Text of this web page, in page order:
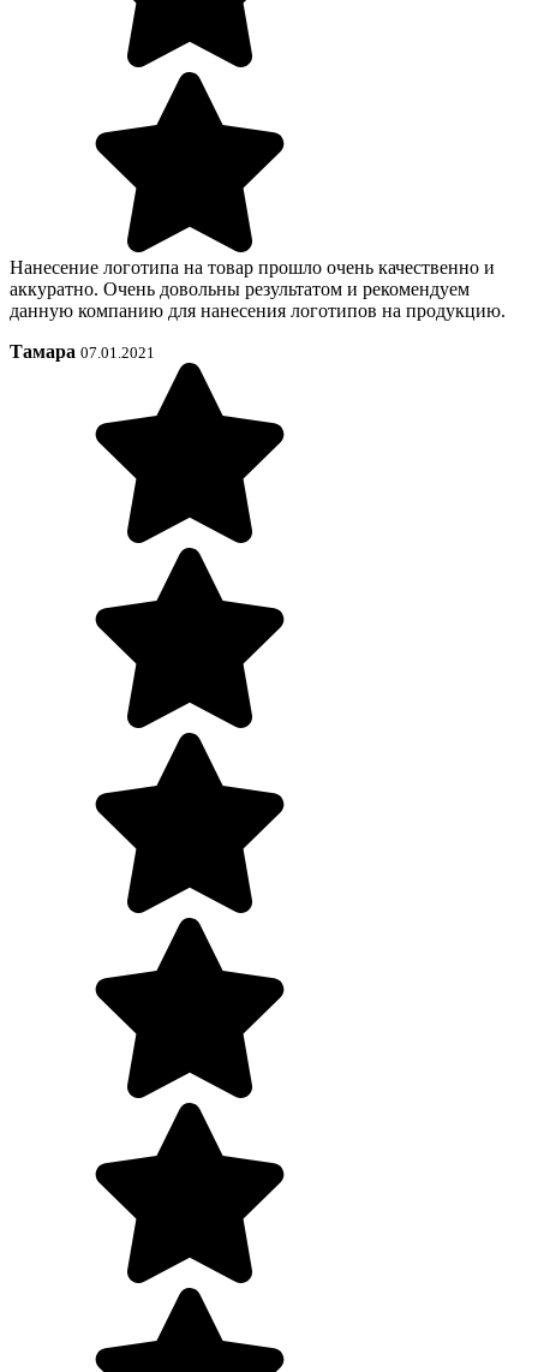
Нанесение логотипа на товар прошло очень качественно и
аккуратно. Очень довольны результатом и рекомендуем
данную компанию для нанесения логотипов на продукцию.
Тамара 07.01.2021